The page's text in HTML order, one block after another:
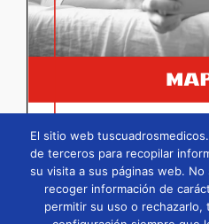
Página1/91
El sitio web
de terceros para recopilar
su visita a sus páginas web.
recoger información de
permitir su uso o rechazarlo,